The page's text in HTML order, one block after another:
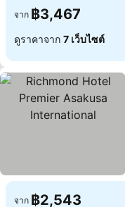
จาก ฿3,467
ดูราคาจาก 7 เว็บไซต์
จาก ฿2,543